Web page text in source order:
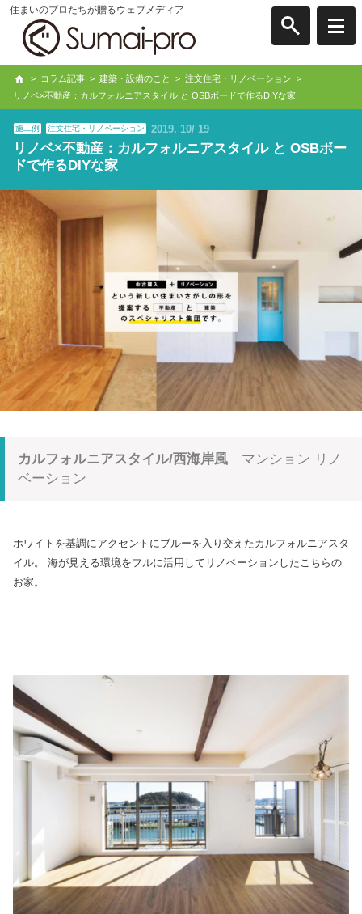
住まいのプロたちが贈るウェブメディア
> コラム記事 > 建築・設備のこと > 注文住宅・リノベーション >
リノベ×不動産：カルフォルニアスタイル と OSBボードで作るDIYな家
施工例 注文住宅・リノベーション 2019 10 19
リノベ×不動産：カルフォルニアスタイル と OSBボー
ドで作るDIYな家
カルフォルニアスタイル/西海岸風 マンション リノ
ベーション
ホワイトを基調にアクセントにブルーを入り交えたカルフォルニアスタ
イル。
海が見える環境をフルに活用してリノベーションしたこちらの
お家。